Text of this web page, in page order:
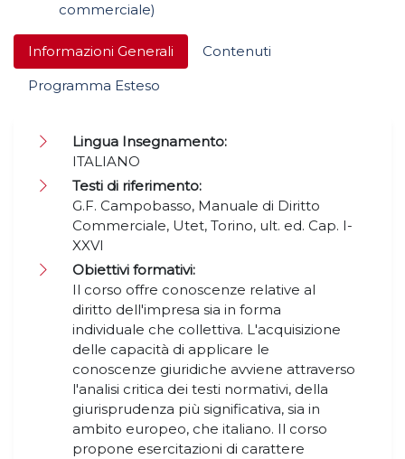
Informazioni Generali
Contenuti
Programma Esteso
Lingua Insegnamento:
ITALIANO
Testi di riferimento:
G.F. Campobasso, Manuale di Diritto
Commerciale, Utet, Torino, ult. ed. Cap. I-
XXVI
Obiettivi formativi:
Il corso offre conoscenze relative al
diritto dell'impresa sia in forma
individuale che collettiva. L'acquisizione
delle capacità di applicare le
conoscenze giuridiche avviene attraverso
l'analisi critica dei testi normativi, della
giurisprudenza più significativa, sia in
ambito europeo, che italiano. Il corso
propone esercitazioni di carattere
commerciale)